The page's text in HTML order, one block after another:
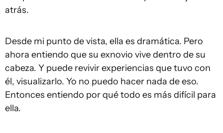
atrás.
Desde mi punto de vista, ella es dramática. Pero
ahora entiendo que su exnovio vive dentro de su
cabeza. Y puede revivir experiencias que tuvo con
él, visualizarlo. Yo no puedo hacer nada de eso.
Entonces entiendo por qué todo es más difícil para
ella.